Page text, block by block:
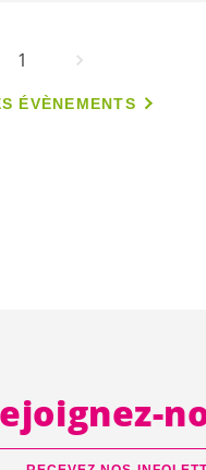
1
ÉVÈNEMENTS